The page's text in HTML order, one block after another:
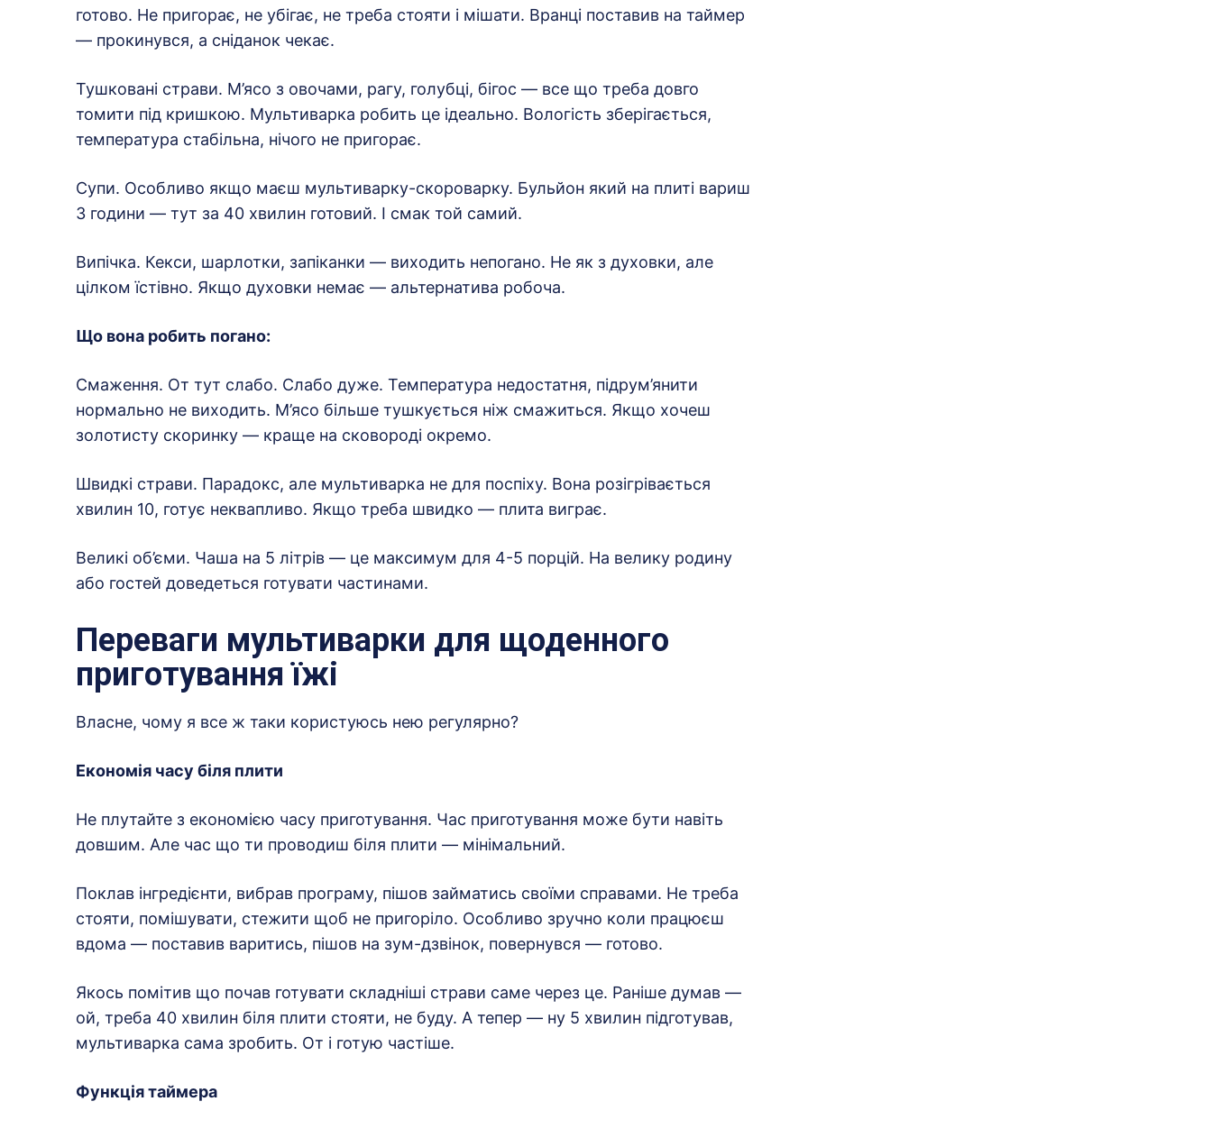
готово. Не пригорає, не убігає, не треба стояти і мішати. Вранці поставив на таймер
— прокинувся, а сніданок чекає.
Тушковані страви. М’ясо з овочами, рагу, голубці, бігос — все що треба довго
томити під кришкою. Мультиварка робить це ідеально. Вологість зберігається,
температура стабільна, нічого не пригорає.
Супи. Особливо якщо маєш мультиварку-скороварку. Бульйон який на плиті вариш
3 години — тут за 40 хвилин готовий. І смак той самий.
Випічка. Кекси, шарлотки, запіканки — виходить непогано. Не як з духовки, але
цілком їстівно. Якщо духовки немає — альтернатива робоча.
Що вона робить погано:
Смаження. От тут слабо. Слабо дуже. Температура недостатня, підрум’янити
нормально не виходить. М’ясо більше тушкується ніж смажиться. Якщо хочеш
золотисту скоринку — краще на сковороді окремо.
Швидкі страви. Парадокс, але мультиварка не для поспіху. Вона розігрівається
хвилин 10, готує неквапливо. Якщо треба швидко — плита виграє.
Великі об’єми. Чаша на 5 літрів — це максимум для 4-5 порцій. На велику родину
або гостей доведеться готувати частинами.
Переваги мультиварки для щоденного
приготування їжі
Власне, чому я все ж таки користуюсь нею регулярно?
Економія часу біля плити
Не плутайте з економією часу приготування. Час приготування може бути навіть
довшим. Але час що ти проводиш біля плити — мінімальний.
Поклав інгредієнти, вибрав програму, пішов займатись своїми справами. Не треба
стояти, помішувати, стежити щоб не пригоріло. Особливо зручно коли працюєш
вдома — поставив варитись, пішов на зум-дзвінок, повернувся — готово.
Якось помітив що почав готувати складніші страви саме через це. Раніше думав —
ой, треба 40 хвилин біля плити стояти, не буду. А тепер — ну 5 хвилин підготував,
мультиварка сама зробить. От і готую частіше.
Функція таймера